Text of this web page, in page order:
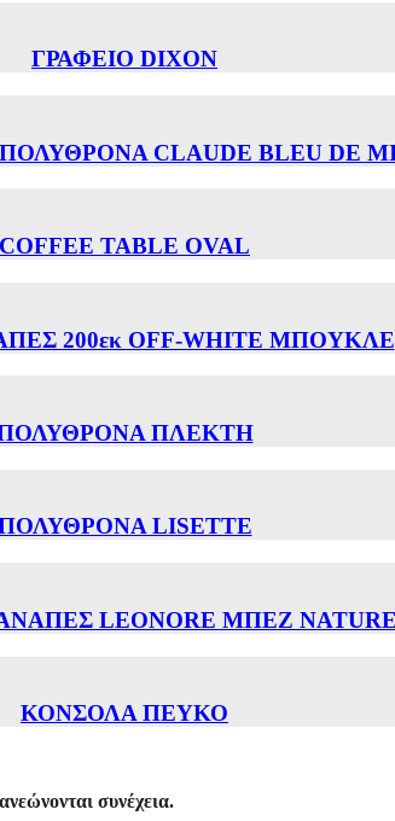
ΓΡΑΦΕΙΟ DIXON
CLAUDE BLEU DE
COFFEE TABLE OVAL
200εκ OFF-WHITE ΜΠΟΥΚΛΕ
ΠΛΕΚΤΗ
LISETTE
LEONORE ΜΠΕΖ
ΚΟΝΣΟΛΑ ΠΕΥΚΟ
συνέχεια.